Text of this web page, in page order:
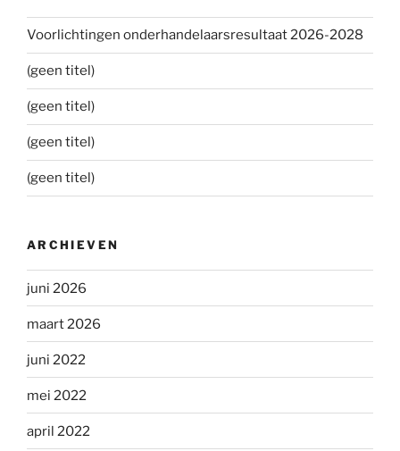
Voorlichtingen onderhandelaarsresultaat 2026-2028
(geen titel)
(geen titel)
(geen titel)
(geen titel)
ARCHIEVEN
juni 2026
maart 2026
juni 2022
mei 2022
april 2022